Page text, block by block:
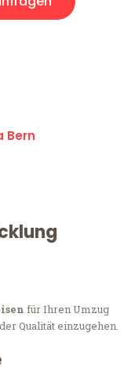
Bern
für Ihren Umzug
Qualität einzugehen.